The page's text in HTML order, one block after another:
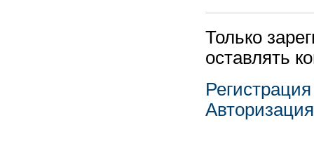
Только
оставлять
Регистрация
Авторизация